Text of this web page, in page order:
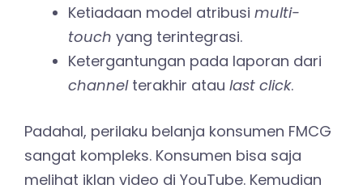
Ketiadaan model atribusi multi-
touch yang terintegrasi.
Ketergantungan pada laporan dari
channel terakhir atau last click.
Padahal, perilaku belanja konsumen FMCG
sangat kompleks. Konsumen bisa saja
melihat iklan video di YouTube. Kemudian